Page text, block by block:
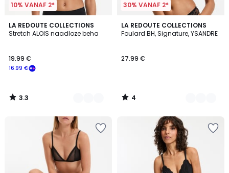
10% VANAF 2*
LA REDOUTE COLLECTIONS
Stretch ALOIS naadloze beha
16.99 €
19.99 €
3.3
/ 5
3
Kleuren
3.3
/
30% VANAF 2*
LA REDOUTE COLLECTIONS
Foulard BH, Signature, YSANDRE
27.99 €
4
/
2
Kleuren
4
/